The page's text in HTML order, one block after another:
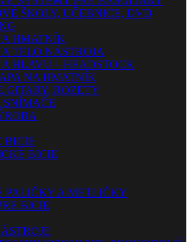
ŠKOLY, UČEBNICE, DVD
HMATNÍK
TELO NÁSTROJA
HLAVU – HEADSTOCK
NA HMATNÍK
GITARY, ROZETY
BICIE
BICIE
PALIČKY A METLIČKY
BICIE